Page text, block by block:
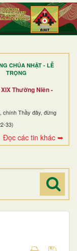
CHÚA NHẬT - LỄ
TRỌNG
Thường Niên -
chính Thầy đây, đừng
33)
Đọc các tin khác ➥